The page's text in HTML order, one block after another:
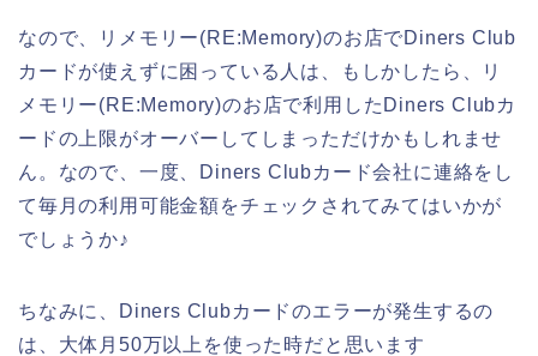
なので、リメモリー(RE:Memory)のお店でDiners Club
カードが使えずに困っている人は、もしかしたら、リ
メモリー(RE:Memory)のお店で利用したDiners Clubカ
ードの上限がオーバーしてしまっただけかもしれませ
ん。なので、一度、Diners Clubカード会社に連絡をし
て毎月の利用可能金額をチェックされてみてはいかが
でしょうか♪
ちなみに、Diners Clubカードのエラーが発生するの
は、大体月50万以上を使った時だと思います